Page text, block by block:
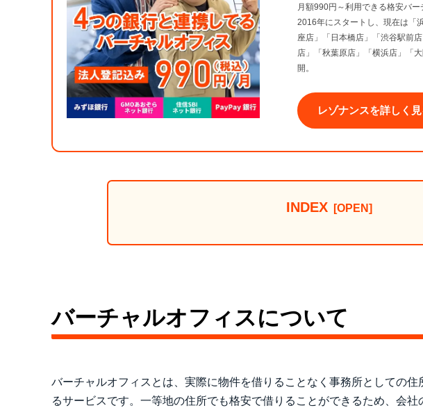
月額990円～利用できる格安バー
2016年にスタートし、現在は「
座店」「日本橋店」「渋谷駅前
店」「秋葉原店」「横浜店」「
開。
レゾナンスを詳しく
INDEX
バーチャルオフィスについて
バーチャルオフィスとは、実際に物件を借りることなく事務所としての
るサービスです。一等地の住所でも格安で借りることができるため、会社